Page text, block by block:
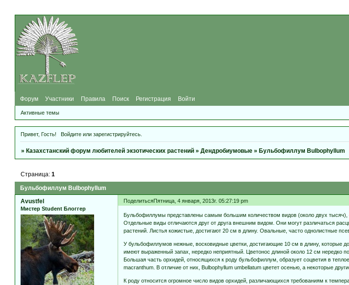
Форум Участники Правила Поиск Регистрация Войти
Активные темы
Привет, Гость! Войдитеили зарегистрируйтесь.
»Казахстанский форум любителей экзотических растений »Дендробиумовые »Бульбофиллум Bulbophyllum
Бульбофиллум Bulbophyllum
Страница:1
ПоделитьсяПятница, 4 января, 2013г. 05:27:19 pm
Avustfel
Мистер Student Блоггер
Бульбофиллумы представлены самым большим количеством видов (около двух тысяч),
Отдельные виды отличаются друг от друга внешним видом. Они могут различаться
растений. Листья кожистые, достигают 20 см в длину. Овальные, часто однолистные
У бульбофиллумов нежные, восковидные цветки, достигающие 10 см в длину, которые
имеют выраженный запах, нередко неприятный. Цветонос длиной около 12 см нередко
Большая часть орхидей, относящихся к роду бульбофиллум, образует соцветия в
macranthum. В отличие от них, Bulbophyllum umbellatum цветет осенью, а некоторые
К роду относится огромное число видов орхидей, различающихся требованиям к